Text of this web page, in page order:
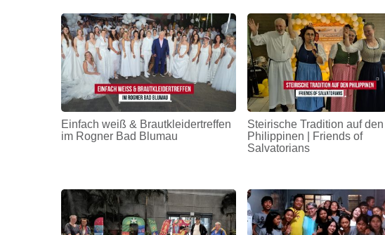
Einfach weiß & Brautkleidertreffen
im Rogner Bad Blumau
Steirische Tradition auf den
Philippinen | Friends of
Salvatorians